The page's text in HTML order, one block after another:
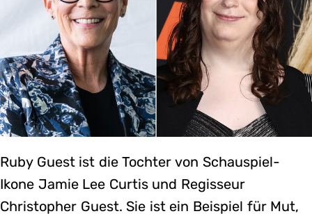
Ruby Guest ist die Tochter von Schauspiel-
Ikone Jamie Lee Curtis und Regisseur
Christopher Guest. Sie ist ein Beispiel für Mut,